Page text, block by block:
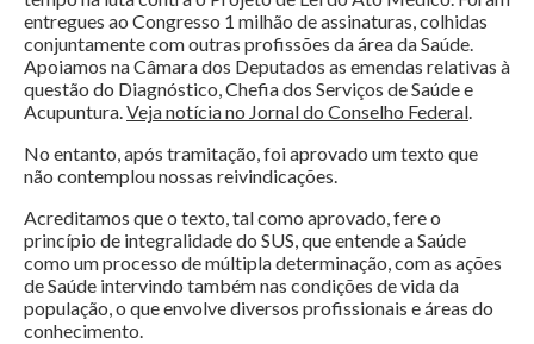
entregues ao Congresso 1 milhão de assinaturas, colhidas
conjuntamente com outras profissões da área da Saúde.
Apoiamos na Câmara dos Deputados as emendas relativas à
questão do Diagnóstico, Chefia dos Serviços de Saúde e
Acupuntura.Veja notícia no Jornal do Conselho Federal.
No entanto, após tramitação, foi aprovado um texto que
não contemplou nossas reivindicações.
Acreditamos que o texto, tal como aprovado, fere o
princípio de integralidade do SUS, que entende a Saúde
como um processo de múltipla determinação, com as ações
de Saúde intervindo também nas condições de vida da
população, o que envolve diversos profissionais e áreas do
conhecimento.